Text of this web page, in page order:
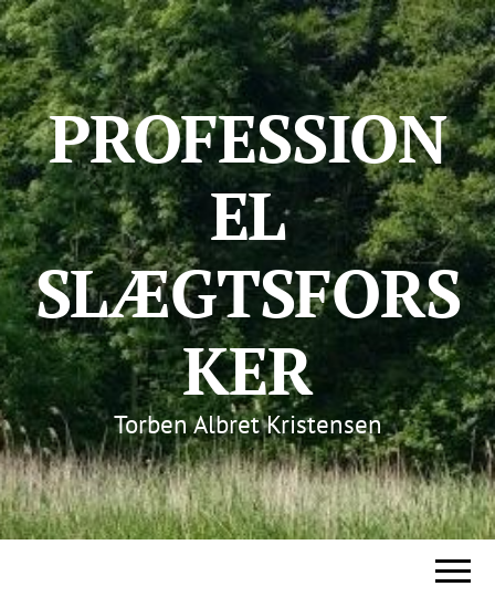
PROFESSION
EL
SLÆGTSFORS
KER
Torben Albret Kristensen